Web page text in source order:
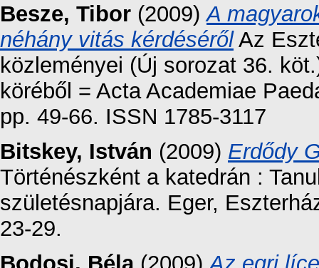
Besze, Tibor (2009)A
néhány vitás kérdésérőlAz
közleményei (Új sorozat 36.
köréből = Acta Academiae
pp. 49-66. ISSN 1785-3117
Bitskey, István (2009) Erdődy
Történészként a katedrán :
születésnapjára. Eger,
23-29.